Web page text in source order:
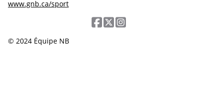
www.gnb.ca/sport
© 2024 Équipe NB